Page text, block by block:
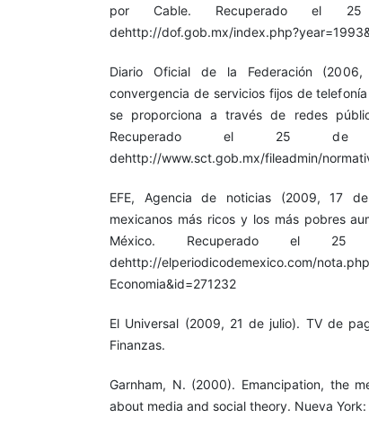
por Cable. Recuperado el
dehttp://dof.gob.mx/
Diario Oficial de la Federación
convergencia de servicios fijos de
se proporciona a través de redes
Recuperado el 25
dehttp://www.sct.gob.mx/fileadmin/
EFE, Agencia de noticias (2009, 17
mexicanos más ricos y los más pobres
México. Recuperado el
dehttp://elperiodicodemexico.com/
Economia&id=271232
El Universal (2009, 21 de julio). TV de
Finanzas.
Garnham, N. (2000). Emancipation, the
about media and social theory. Nueva